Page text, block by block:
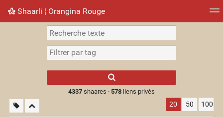
Shaarli ¦ Orangina Rouge
Nuage de tags Mur d'images
results.
4337shaares · 578liens privés
20 50 100